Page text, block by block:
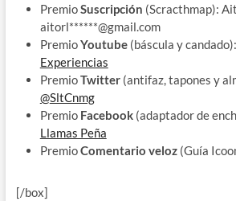
PremioSuscripción (Scracthmap):
aitorl******@gmail.com
PremioYoutube(báscula y candado):
Experiencias
PremioTwitter(antifaz, tapones y
@SltCnmg
Premio Facebook(adaptador de
Llamas Peña
PremioComentario veloz (Guía
[/box]